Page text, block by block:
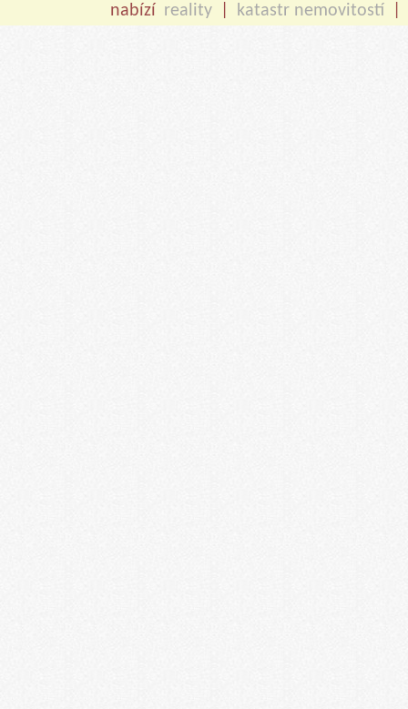
nabízí reality katastr nemovitostí